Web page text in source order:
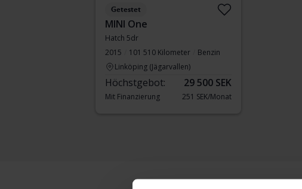
Getestet
MINI One
Hatch 5dr
2015
101 510 Kilometer
Benzin
Linköping (Jägarvallen)
Höchstgebot: 29 500 SEK
Mit Finanzierung 251 SEK/Monat